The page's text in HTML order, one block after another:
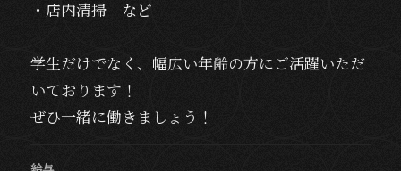
・店内清掃 など
学生だけでなく、幅広い年齢の方にご活躍いただ
いております！
ぜひ一緒に働きましょう！